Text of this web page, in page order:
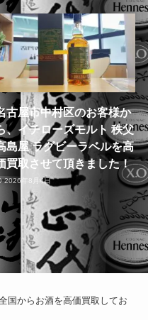
古屋市中村区のお客様か
、イチローズモルト 秩父
島屋 ラグビーラベルを高
買取させて頂きました！
2026年8月4日
国からお酒を高価買取してお